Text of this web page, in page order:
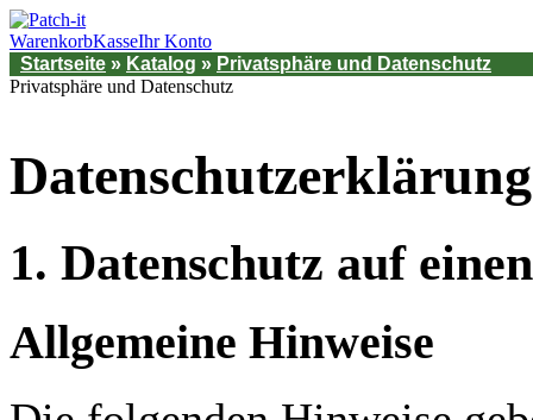
WarenkorbKasseIhr Konto
Startseite » Katalog » Privatsphäre und Datenschutz
Privatsphäre und Datenschutz
Datenschutzerklärung
1. Datenschutz auf
Allgemeine Hinweise